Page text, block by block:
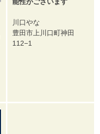
能性がございます
川口やな
豊田市上川口町神田
112−1